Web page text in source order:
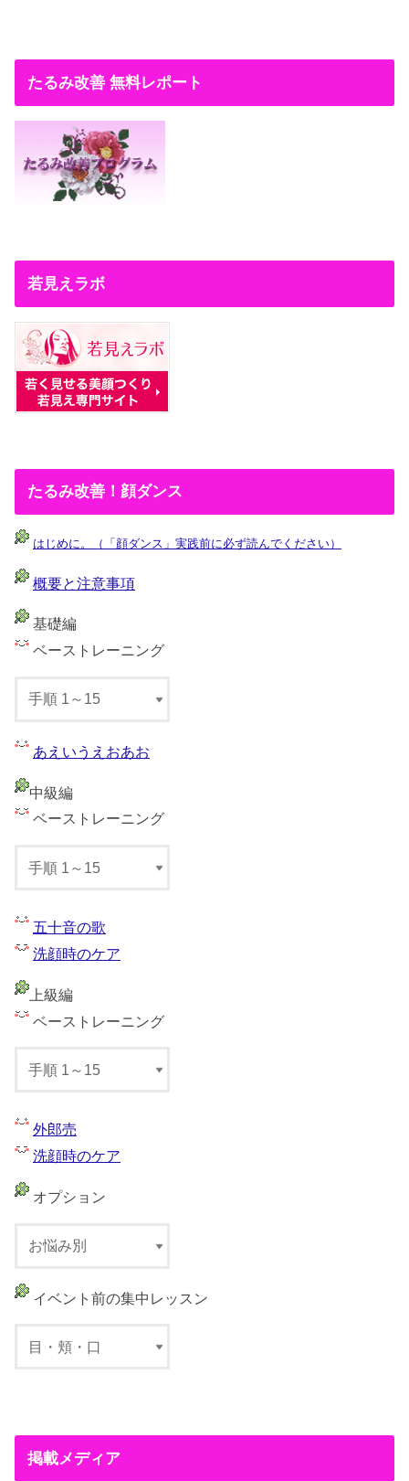
たるみ改善 無料レポート
若見えラボ
たるみ改善！顔ダンス
はじめに。（「顔ダンス」実践前に必ず読んでください）
概要と注意事項
基礎編
ベーストレーニング
あえいうえおあお
中級編
ベーストレーニング
五十音の歌
洗顔時のケア
上級編
ベーストレーニング
外郎売
洗顔時のケア
オプション
イベント前の集中レッスン
掲載メディア